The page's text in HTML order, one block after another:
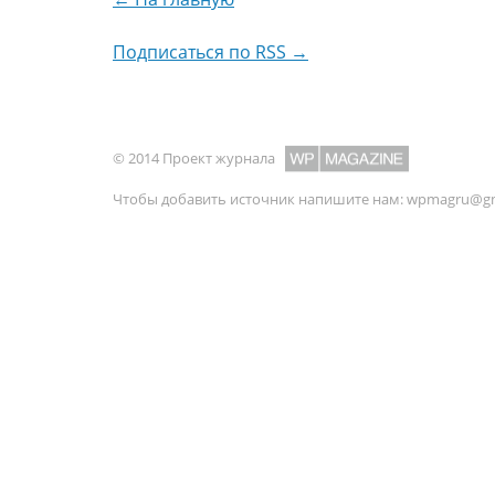
Подписаться по RSS →
© 2014 Проект журнала
Чтобы добавить источник напишите нам: